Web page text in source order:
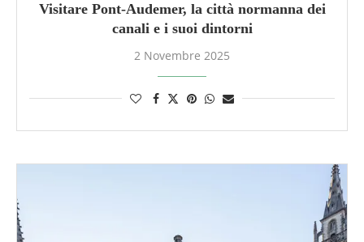
Visitare Pont-Audemer, la città normanna dei
canali e i suoi dintorni
2 Novembre 2025